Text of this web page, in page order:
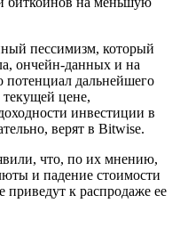
пессимизм, который
ончейн-данных и на
потенциал дальнейшего
цене,
инвестиции в
верят в Bitwise.
что, по их мнению,
и падение стоимости
к распродаже ее